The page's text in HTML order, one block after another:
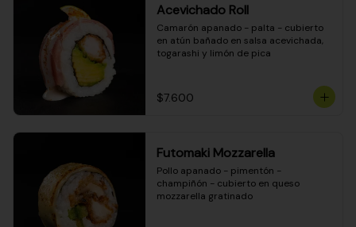
Acevichado Roll
Camarón apanado - palta - cubierto
en atún bañado en salsa acevichada,
togarashi y limón de pica
$7.600
Futomaki Mozzarella
Pollo apanado - pimentón -
champiñón - cubierto en queso
mozzarella gratinado